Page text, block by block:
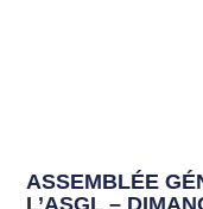
ASSEMBLÉE